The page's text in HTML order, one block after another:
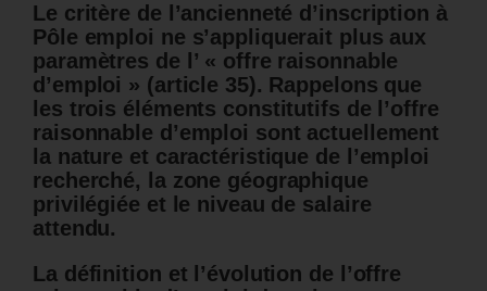
Le critère de l’ancienneté d’inscription à
Pôle emploi ne s’appliquerait plus aux
paramètres de l’ « offre raisonnable
d’emploi » (article 35). Rappelons que
les trois éléments constitutifs de l’offre
raisonnable d’emploi sont actuellement
la nature et caractéristique de l’emploi
recherché, la zone géographique
privilégiée et le niveau de salaire
attendu.
La définition et l’évolution de l’offre